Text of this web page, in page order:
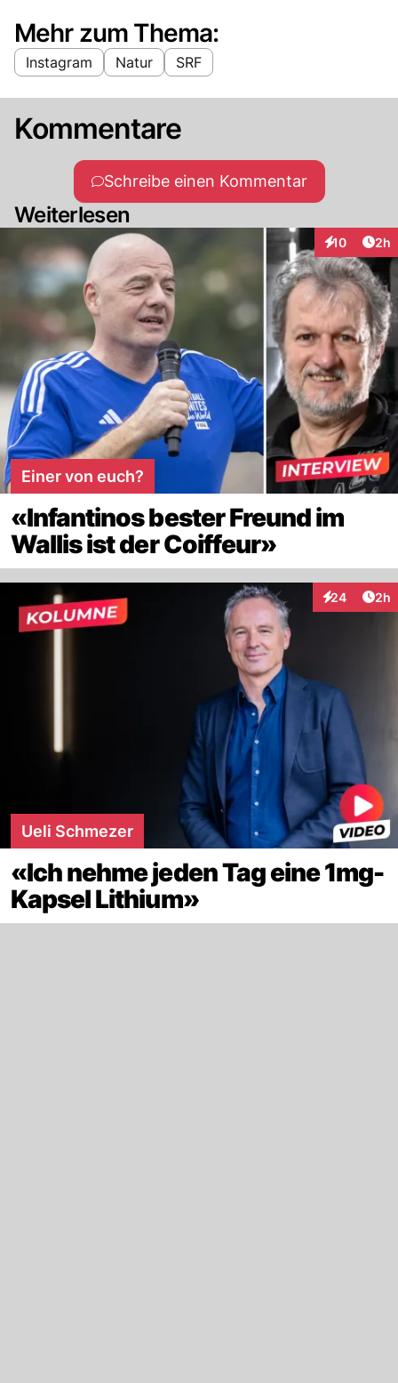
Mehr zum Thema:
Instagram Natur SRF
Kommentare
Schreibe einen Kommentar
Weiterlesen
10
Interaktionen
2h
Einer von euch?
«Infantinos bester Freund im
Wallis ist der Coiffeur»
24
Interaktionen
2h
Ueli Schmezer
«Ich nehme jeden Tag eine 1mg-
Kapsel Lithium»